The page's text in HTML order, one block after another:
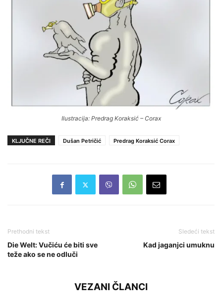
Ilustracija: Predrag Koraksić – Corax
KLJUČNE REČI Dušan Petričić Predrag Koraksić Corax
Prethodni tekst
Die Welt: Vučiću će biti sve
teže ako se ne odluči
Sledeći tekst
Kad jaganjci umuknu
VEZANI ČLANCI